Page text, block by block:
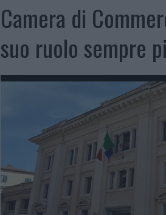
7 AGOSTO 2026
PAUSA CAFFÈ IMPECCABILE:
Camera di
suo ruolo sempre